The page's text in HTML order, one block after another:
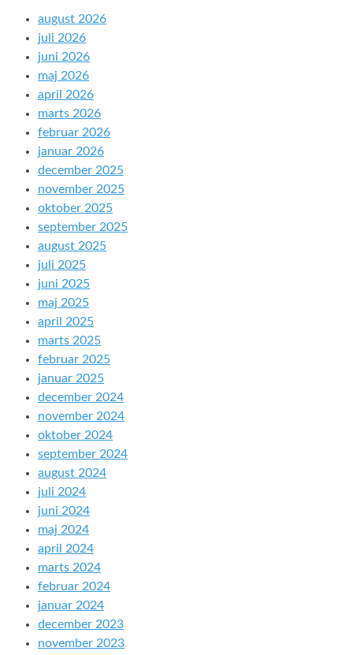
august 2026
juli 2026
juni 2026
maj 2026
april 2026
marts 2026
februar 2026
januar 2026
december 2025
november 2025
oktober 2025
september 2025
august 2025
juli 2025
juni 2025
maj 2025
april 2025
marts 2025
februar 2025
januar 2025
december 2024
november 2024
oktober 2024
september 2024
august 2024
juli 2024
juni 2024
maj 2024
april 2024
marts 2024
februar 2024
januar 2024
december 2023
november 2023